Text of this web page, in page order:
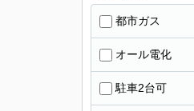
都市ガス
オール電化
駐車2台可